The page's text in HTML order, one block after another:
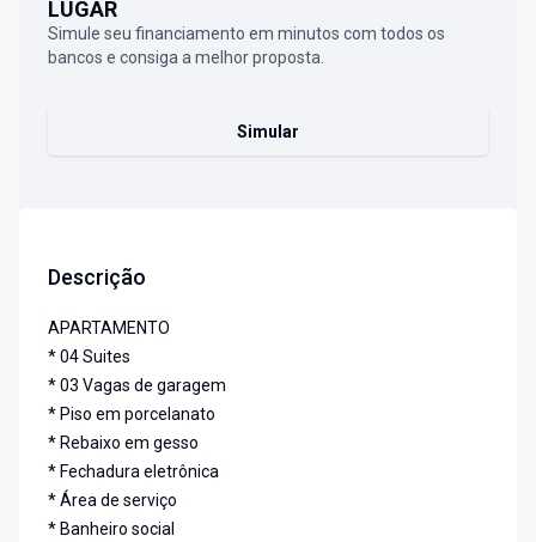
LUGAR
Simule seu financiamento em minutos com todos os
bancos e consiga a melhor proposta.
Simular
Descrição
APARTAMENTO
* 04 Suites
* 03 Vagas de garagem
* Piso em porcelanato
* Rebaixo em gesso
* Fechadura eletrônica
* Área de serviço
* Banheiro social